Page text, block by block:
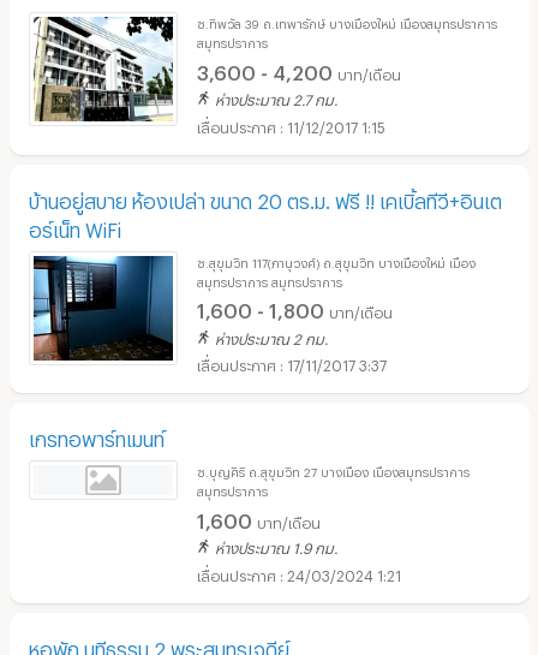
ซ.ทิพวัล 39 ถ.เทพารักษ์ บางเมืองใหม่ เมืองสมุทรปราการ
สมุทรปราการ
3,600 - 4,200 บาท/เดือน
ห่างประมาณ 2.7 กม.
11/12/2017 1:15
บ้านอยู่สบาย ห้องเปล่า ขนาด 20 ตร.ม. ฟรี !! เคเบิ้ลทีวี+อินเต
อร์เน็ท WiFi
ซ.สุขุมวิท 117(ภานุวงศ์) ถ.สุขุมวิท บางเมืองใหม่ เมือง
สมุทรปราการ สมุทรปราการ
1,600 - 1,800 บาท/เดือน
ห่างประมาณ 2 กม.
17/11/2017 3:37
เกรทอพาร์ทเมนท์
ซ.บุญศิริ ถ.สุขุมวิท 27 บางเมือง เมืองสมุทรปราการ
สมุทรปราการ
1,600 บาท/เดือน
ห่างประมาณ 1.9 กม.
24/03/2024 1:21
หอพัก นทีธรรม 2 พระสมุทรเจดีย์